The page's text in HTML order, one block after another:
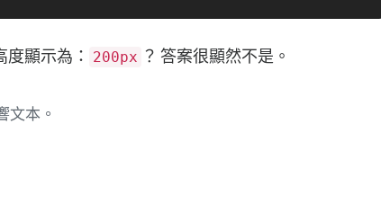
度顯示為： 200px ？ 答案很顯然不是。
文本。